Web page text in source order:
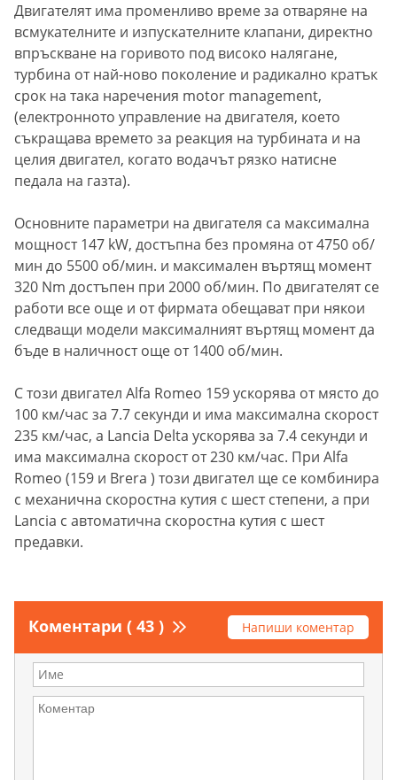
Двигателят има променливо време за отваряне на
всмукателните и изпускателните клапани, директно
впръскване на горивото под високо налягане,
турбина от най-ново поколение и радикално кратък
срок на така наречения motor management,
(електронното управление на двигателя, което
съкращава времето за реакция на турбината и на
целия двигател, когато водачът рязко натисне
педала на газта).
Основните параметри на двигателя са максимална
мощност 147 kW, достъпна без промяна от 4750 об/
мин до 5500 об/мин. и максимален въртящ момент
320 Nm достъпен при 2000 об/мин. По двигателят се
работи все още и от фирмата обещават при някои
следващи модели максималният въртящ момент да
бъде в наличност още от 1400 об/мин.
С този двигател Alfa Romeo 159 ускорява от място до
100 км/час за 7.7 секунди и има максимална скорост
235 км/час, а Lancia Delta ускорява за 7.4 секунди и
има максимална скорост от 230 км/час. При Alfа
Romeo (159 и Brera ) този двигател ще се комбинира
с механична скоростна кутия с шест степени, а при
Lancia с автоматична скоростна кутия с шест
предавки.
Коментари ( 43 ) Напиши коментар